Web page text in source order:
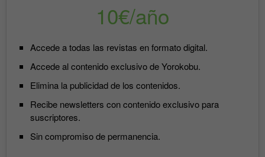
10€/año
Accede a todas las revistas en formato digital.
Accede al contenido exclusivo de Yorokobu.
Elimina la publicidad de los contenidos.
Recibe newsletters con contenido exclusivo para
suscriptores.
Sin compromiso de permanencia.